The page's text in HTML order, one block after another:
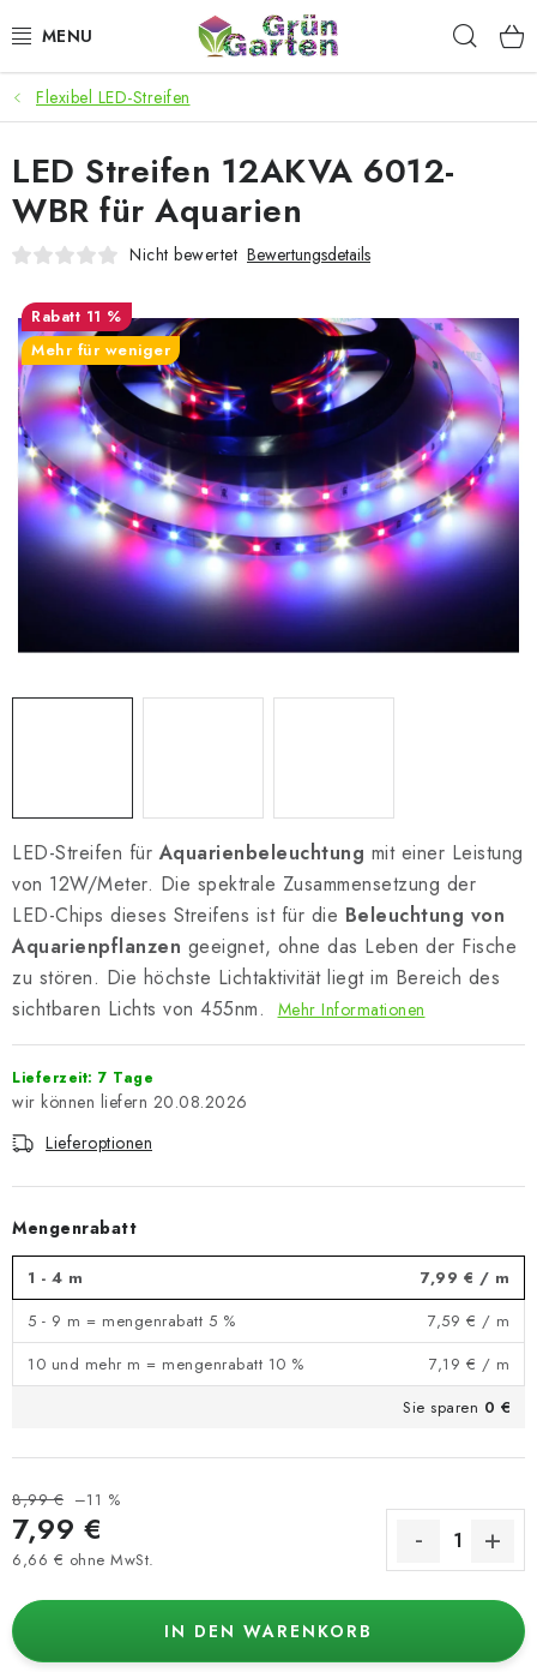
Inhalt
ANGEBOTE
LED PFLANZENLAMPEN
ANBAUBEDARF FÜR DEN HEIMANBAU
MICROGREENS
SMARTER GARTEN
Geschäftsbewertung Kaufberatung AGB
Blog
Kontakt
Datenschutzerklärung Impressum
Flexibel LED-Streifen
LED-Streifen für Aquarienbeleuchtung mit einer Leistung
von 12W/Meter. Die spektrale Zusammensetzung der
LED-Chips dieses Streifens ist für die Beleuchtung von
Aquarienpflanzen geeignet, ohne das Leben der Fische
zu stören. Die höchste Lichtaktivität liegt im Bereich des
sichtbaren Lichts von 455nm.
Mehr Informationen
Lieferzeit: 7 Tage
20.08.2026
Lieferoptionen
Mengenrabatt
1 - 4 m 7,99 € / m
5 - 9 m = mengenrabatt 5 %
7,59 € / m
10 und mehr m = mengenrabatt 10 %
7,19 € / m
Sie sparen 0 €
8,99 € –11 %
7,99 €
6,66 € ohne MwSt.
IN DEN WARENKORB
LED Streifen 12AKVA 6012-
WBR für Aquarien
Nicht bewertet Bewertungsdetails
11 %
Mehr für weniger